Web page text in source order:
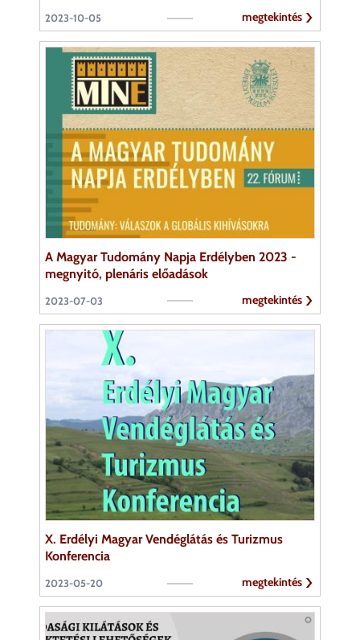
megtekintés
2023-10-05
A Magyar Tudomány Napja Erdélyben 2023 -
megnyitó, plenáris előadások
megtekintés
2023-07-03
X. Erdélyi Magyar Vendéglátás és Turizmus
Konferencia
megtekintés
2023-05-20